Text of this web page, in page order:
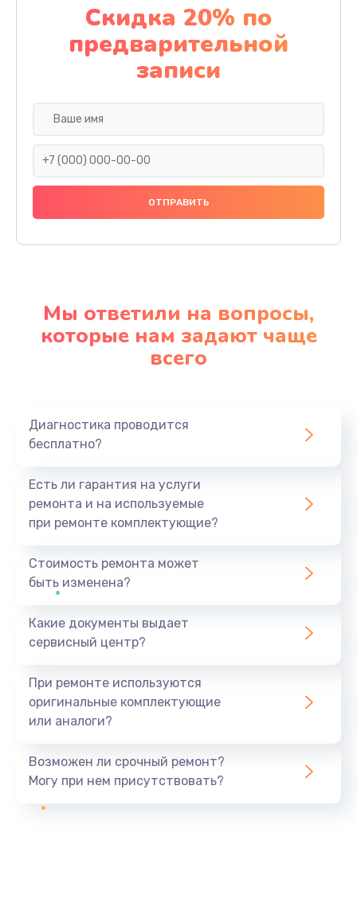
Скидка 20% по
предварительной
записи
Мы ответили на вопросы,
которые нам задают чаще
всего
Диагностика проводится
бесплатно?
Есть ли гарантия на услуги
ремонта и на используемые
при ремонте комплектующие?
Стоимость ремонта может
быть изменена?
Какие документы выдает
сервисный центр?
При ремонте используются
оригинальные комплектующие
или аналоги?
Возможен ли срочный ремонт?
Могу при нем присутствовать?